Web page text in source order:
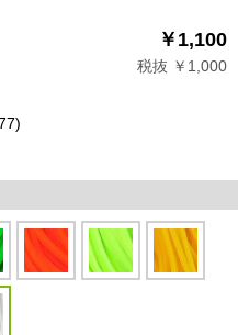
￥1,100
税抜 ￥1,000